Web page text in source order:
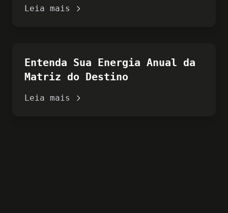
Leia mais
Entenda Sua Energia Anual da
Matriz do Destino
Leia mais